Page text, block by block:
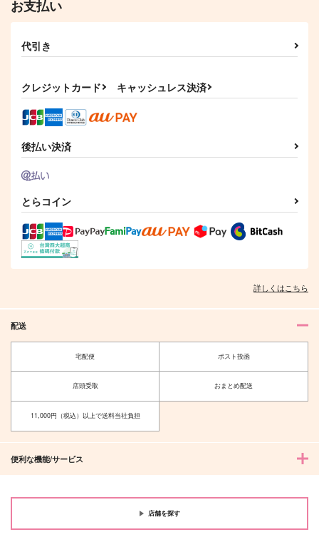
お支払い
代引き
クレジットカード キャッシュレス決済
後払い決済
とらコイン
詳しくはこちら
配送
宅配便 ポスト投函
店頭受取 おまとめ配送
11,000円（税込）以上で送料当社負担
便利な機能/サービス
店舗を探す